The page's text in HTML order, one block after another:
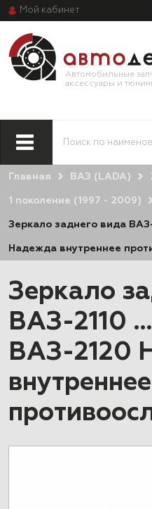
Мой кабинет
Автомобильные
аксессуары и
Главная ВАЗ (LADA)
1 поколение (1997 - 2009)
Зеркало заднего вида
Надежда внутреннее
Зеркало
ВАЗ-2110 …
ВАЗ-2120
внутреннее